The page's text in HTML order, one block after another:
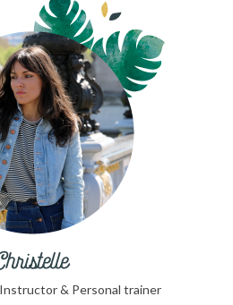
& Personal trainer